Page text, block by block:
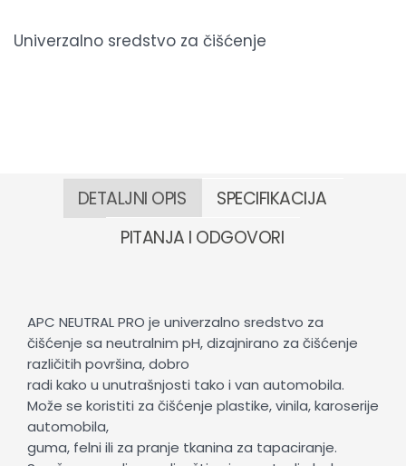
Univerzalno sredstvo za čišćenje
DETALJNI OPIS
SPECIFIKACIJA
PITANJA I ODGOVORI
APC NEUTRAL PRO je univerzalno sredstvo za
čišćenje sa neutralnim pH, dizajnirano za čišćenje
različitih površina, dobro
radi kako u unutrašnjosti tako i van automobila.
Može se koristiti za čišćenje plastike, vinila, karoserije
automobila,
guma, felni ili za pranje tkanina za tapaciranje.